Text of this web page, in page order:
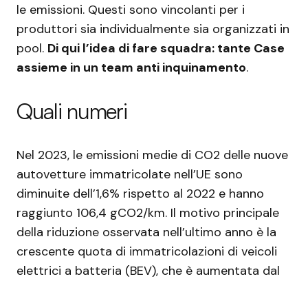
le emissioni. Questi sono vincolanti per i
produttori sia individualmente sia organizzati in
pool. Di qui l’idea di fare squadra: tante Case
assieme in un team anti inquinamento.
Quali numeri
Nel 2023, le emissioni medie di CO2 delle nuove
autovetture immatricolate nell’UE sono
diminuite dell’1,6% rispetto al 2022 e hanno
raggiunto 106,4 gCO2/km. Il motivo principale
della riduzione osservata nell’ultimo anno è la
crescente quota di immatricolazioni di veicoli
elettrici a batteria (BEV), che è aumentata dal